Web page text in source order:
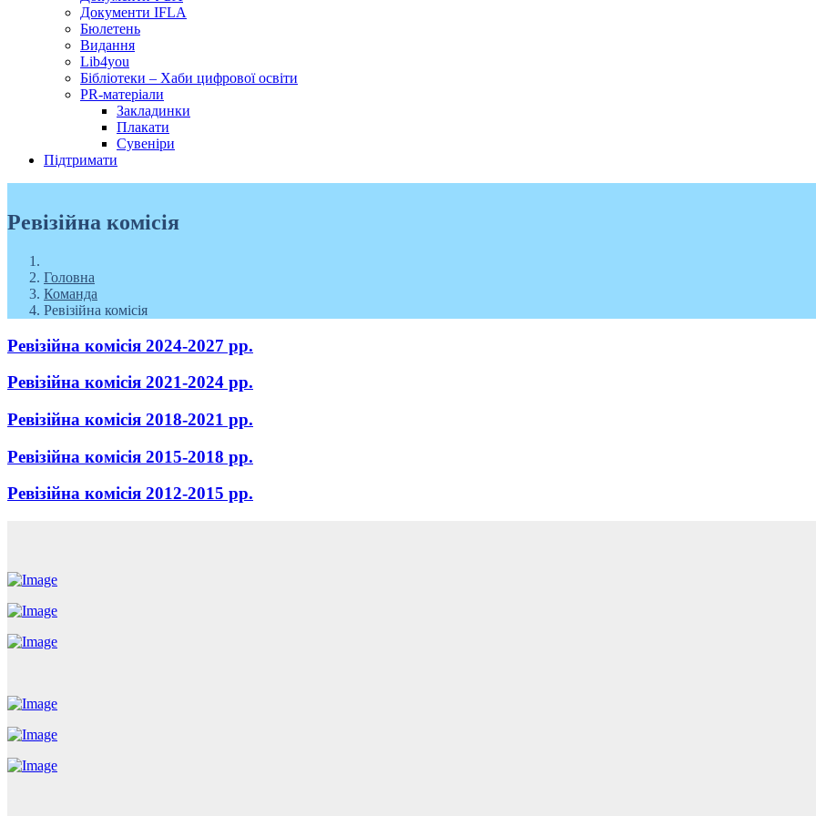
Документи IFLA
Бюлетень
Видання
Lib4you
Бібліотеки – Хаби цифрової освіти
PR-матеріали
Закладинки
Плакати
Сувеніри
Підтримати
Ревізійна комісія
Головна
Команда
Ревізійна комісія
Ревізійна комісія 2024-2027 рр.
Ревізійна комісія 2021-2024 рр.
Ревізійна комісія 2018-2021 рр.
Ревізійна комісія 2015-2018 рр.
Ревізійна комісія 2012-2015 рр.